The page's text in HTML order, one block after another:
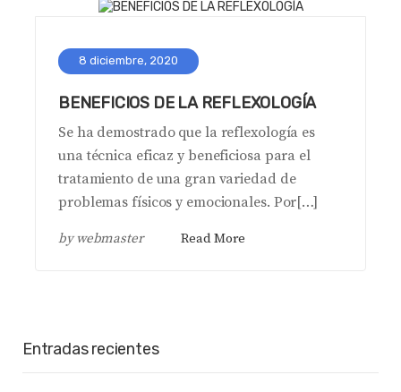
8 diciembre, 2020
BENEFICIOS DE LA REFLEXOLOGÍA
Se ha demostrado que la reflexología es
una técnica eficaz y beneficiosa para el
tratamiento de una gran variedad de
problemas físicos y emocionales. Por[…]
bywebmaster Read More
Entradas recientes